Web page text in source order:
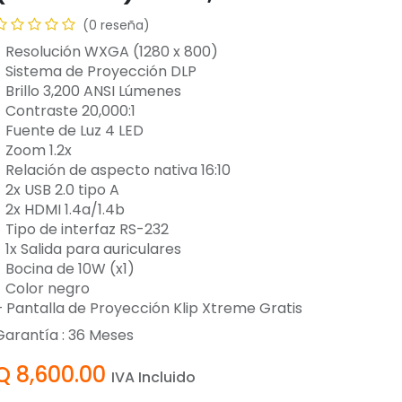
(0 reseña)
WXGA (1280 x 800)
de Proyección DLP
3,200 ANSI Lúmenes
20,000:1
de Luz 4 LED
1.2x
de aspecto nativa 16:10
USB 2.0 tipo A
HDMI 1.4a/1.4b
de interfaz RS-232
Salida para auriculares
de 10W (x1)
negro
Pantalla de Proyección Klip Xtreme Gratis
: 36 Meses
8,600.00 IVA Incluido